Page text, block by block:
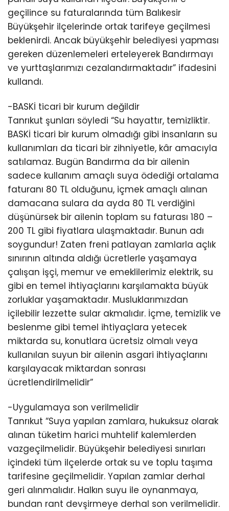
geçilince su faturalarında tüm Balıkesir
Büyükşehir ilçelerinde ortak tarifeye geçilmesi
beklenirdi. Ancak büyükşehir belediyesi yapması
gereken düzenlemeleri erteleyerek Bandırmayı
ve yurttaşlarımızı cezalandırmaktadır” ifadesini
kullandı.
-BASKİ ticari bir kurum değildir
Tanrıkut şunları söyledi “Su hayattır, temizliktir.
BASKİ ticari bir kurum olmadığı gibi insanların su
kullanımları da ticari bir zihniyetle, kâr amacıyla
satılamaz. Bugün Bandırma da bir ailenin
sadece kullanım amaçlı suya ödediği ortalama
faturanı 80 TL olduğunu, içmek amaçlı alınan
damacana sulara da ayda 80 TL verdiğini
düşünürsek bir ailenin toplam su faturası 180 –
200 TL gibi fiyatlara ulaşmaktadır. Bunun adı
soygundur! Zaten freni patlayan zamlarla açlık
sınırının altında aldığı ücretlerle yaşamaya
çalışan işçi, memur ve emeklilerimiz elektrik, su
gibi en temel ihtiyaçlarını karşılamakta büyük
zorluklar yaşamaktadır. Musluklarımızdan
içilebilir lezzette sular akmalıdır. İçme, temizlik ve
beslenme gibi temel ihtiyaçlara yetecek
miktarda su, konutlara ücretsiz olmalı veya
kullanılan suyun bir ailenin asgari ihtiyaçlarını
karşılayacak miktardan sonrası
ücretlendirilmelidir”
-Uygulamaya son verilmelidir
Tanrıkut “Suya yapılan zamlara, hukuksuz olarak
alınan tüketim harici muhtelif kalemlerden
vazgeçilmelidir. Büyükşehir belediyesi sınırları
içindeki tüm ilçelerde ortak su ve toplu taşıma
tarifesine geçilmelidir. Yapılan zamlar derhal
geri alınmalıdır. Halkın suyu ile oynanmaya,
bundan rant devşirmeye derhal son verilmelidir.